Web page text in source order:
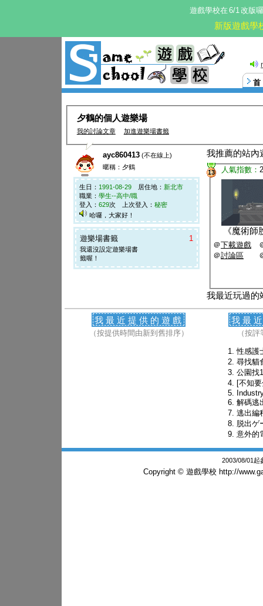
遊戲學校在 6/1改版
新版遊戲學
夕鶴的個人遊樂場
我的討論文章 加進遊樂場書籤
ayc860413 (不在線上)
暱稱：夕鶴
生日： 1991-08-29 居住地： 新北市
職業： 學生--高中/職
登入： 629次 上次登入： 秘密
哈囉，大家好！
歡迎參觀我的遊樂場^^
遊樂場書籤 1
我還沒設定遊樂場書
籤喔！
我推薦的站內
13 人氣指數：
《魔術師
＠下載遊戲
＠討論區
我最近玩過的
我最近提供的遊戲
（按提供時間由新到舊排序）
我最
（按
性感護
尋找貓
公園找
[不知
解碼逃
逃出編
脱出ゲ
意外的
2003/08/01起
Copyright © 遊戲學校 http://